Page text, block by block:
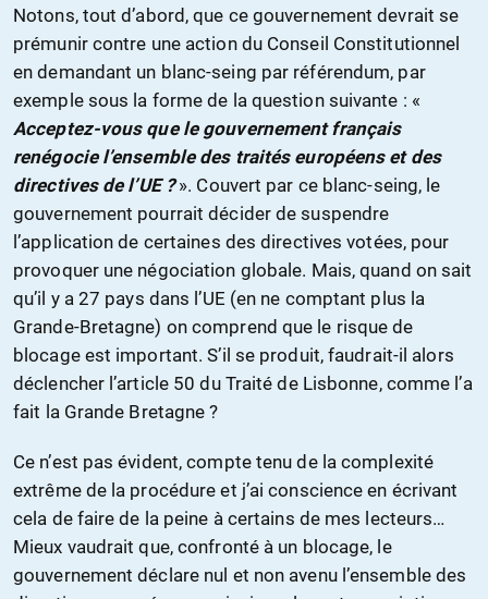
Notons, tout d’abord, que ce gouvernement devrait se
prémunir contre une action du Conseil Constitutionnel
en demandant un blanc-seing par référendum, par
exemple sous la forme de la question suivante : «
Acceptez-vous que le gouvernement français
renégocie l’ensemble des traités européens et des
directives de l’UE ?». Couvert par ce blanc-seing, le
gouvernement pourrait décider de suspendre
l’application de certaines des directives votées, pour
provoquer une négociation globale. Mais, quand on sait
qu’il y a 27 pays dans l’UE (en ne comptant plus la
Grande-Bretagne) on comprend que le risque de
blocage est important. S’il se produit, faudrait-il alors
déclencher l’article 50 du Traité de Lisbonne, comme l’a
fait la Grande Bretagne ?
Ce n’est pas évident, compte tenu de la complexité
extrême de la procédure et j’ai conscience en écrivant
cela de faire de la peine à certains de mes lecteurs…
Mieux vaudrait que, confronté à un blocage, le
gouvernement déclare nul et non avenu l’ensemble des